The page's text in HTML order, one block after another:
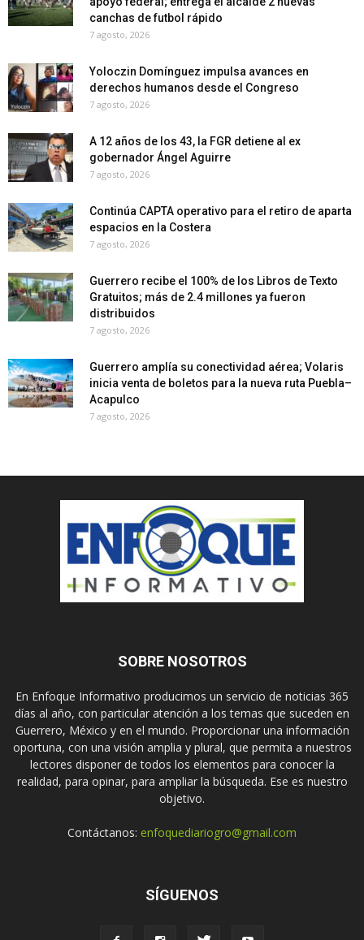
canchas de futbol rápido
7 agosto, 2026
Yoloczin Domínguez impulsa avances en
derechos humanos desde el Congreso
7 agosto, 2026
A 12 años de los 43, la FGR detiene al ex
gobernador Ángel Aguirre
7 agosto, 2026
Continúa CAPTA operativo para el retiro de aparta
espacios en la Costera
7 agosto, 2026
Guerrero recibe el 100% de los Libros de Texto
Gratuitos; más de 2.4 millones ya fueron
distribuidos
7 agosto, 2026
Guerrero amplía su conectividad aérea; Volaris
inicia venta de boletos para la nueva ruta Puebla–
Acapulco
7 agosto, 2026
SOBRE NOSOTROS
En Enfoque Informativo producimos un servicio de noticias 365
días al año, con particular atención a los temas que suceden en
Guerrero, México y en el mundo. Proporcionar una información
oportuna, con una visión amplia y plural, que permita a nuestros
lectores disponer de todos los elementos para conocer la
realidad, para opinar, para ampliar la búsqueda. Ese es nuestro
objetivo.
Contáctanos: enfoquediariogro@gmail.com
SÍGUENOS